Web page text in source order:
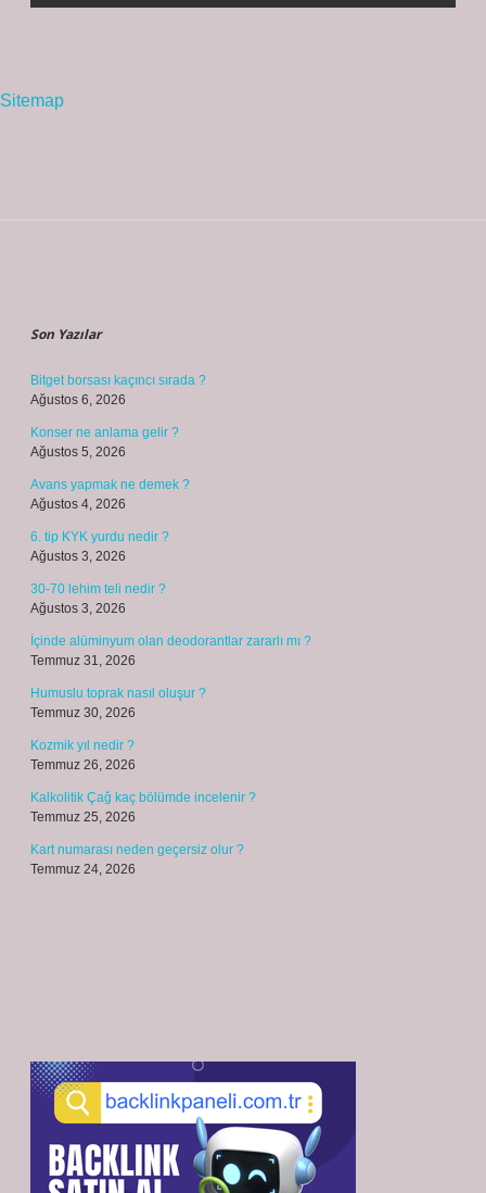
Sitemap
Son Yazılar
Bitget borsası kaçıncı sırada ?
Ağustos 6, 2026
Konser ne anlama gelir ?
Ağustos 5, 2026
Avans yapmak ne demek ?
Ağustos 4, 2026
6. tip KYK yurdu nedir ?
Ağustos 3, 2026
30-70 lehim teli nedir ?
Ağustos 3, 2026
İçinde alüminyum olan deodorantlar zararlı mı ?
Temmuz 31, 2026
Humuslu toprak nasıl oluşur ?
Temmuz 30, 2026
Kozmik yıl nedir ?
Temmuz 26, 2026
Kalkolitik Çağ kaç bölümde incelenir ?
Temmuz 25, 2026
Kart numarası neden geçersiz olur ?
Temmuz 24, 2026